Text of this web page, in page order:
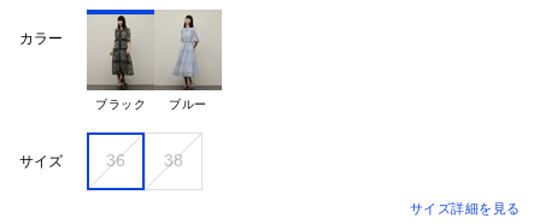
カラー
ブラック ブルー
サイズ 36 38
サイズ詳細を見る